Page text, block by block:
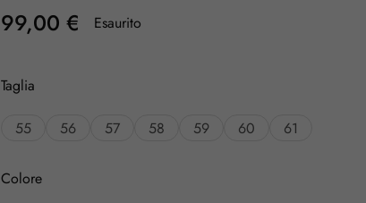
99,00€ Esaurito
Taglia
55 56 57 58 59 60 61
Colore